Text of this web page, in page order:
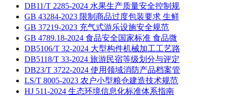
DB11/T 2285-2024 水果生产质量安全控制规
GB 43284-2023 限制商品过度包装要求 生鲜
GB 37219-2023 充气式游乐设施安全规范
GB 4789.18-2024 食品安全国家标准 食品微
DB5106/T 32-2024 大型构件机械加工工艺路
DB5118/T 33-2024 旅游民宿等级划分与评定
DB23/T 3722-2024 使用领域消防产品档案管
LS/T 8005-2023 农户小型粮仓建造技术规范
HJ 511-2024 生态环境信息化标准体系指南